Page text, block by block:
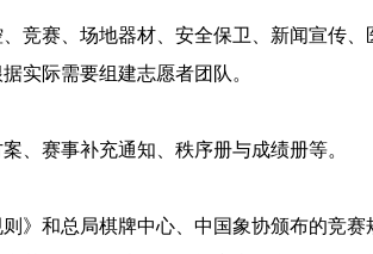
竞赛、场地器材、安全保卫、新闻宣传
实际需要组建志愿者团队。
、赛事补充通知、秩序册与成绩册等。
》和总局棋牌中心、中国象协颁布的竞